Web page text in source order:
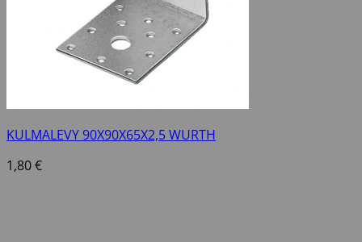
KULMALEVY 90X90X65X2,5 WURTH
1,80€